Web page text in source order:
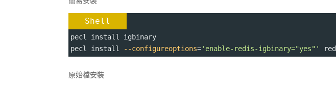
Shell
pecl install igbinary
pecl install --configureoptions='enable-redis-igbinary="yes"'
原始檔安裝